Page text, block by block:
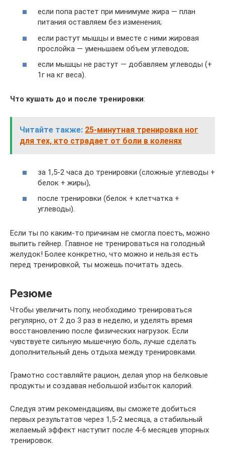
если попа растет при минимуме жира — план
питания оставляем без изменения;
если растут мышцы и вместе c ними жировая
прослойка — уменьшаем объем углеводов;
если мышцы не растут — добавляем углеводы (+
1г на кг веса).
Что кушать до и после тренировки:
Читайте также: 25-минутная тренировка ног
для тех, кто страдает от боли в коленях
за 1,5-2 часа до тренировки (сложные углеводы +
белок + жиры),
после тренировки (белок + клетчатка +
углеводы).
Если ты по каким-то причинам не смогла поесть, можно
выпить гейнер. Главное не тренироваться на голодный
желудок! Более конкретно, что можно и нельзя есть
перед тренировкой, ты можешь почитать здесь.
Резюме
Чтобы увеличить попу, необходимо тренироваться
регулярно, от 2 до 3 раз в неделю, и уделять время
восстановлению после физических нагрузок. Если
чувствуете сильную мышечную боль, лучше сделать
дополнительный день отдыха между тренировками.
Грамотно составляйте рацион, делая упор на белковые
продукты и создавая небольшой избыток калорий.
Следуя этим рекомендациям, вы сможете добиться
первых результатов через 1,5-2 месяца, а стабильный
желаемый эффект наступит после 4-6 месяцев упорных
тренировок.